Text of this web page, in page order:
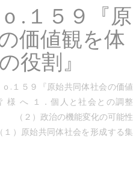
.１５９『原
価値観を体
役割』
.１５９『原始共同体社会の価値
様 へ １．個人と社会との調整
（２）政治の機能変化の可能性
）原始共同体社会を形成する集